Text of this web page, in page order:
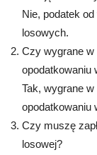
Nie, podatek
losowych.
Czy wygrane w
opodatkowaniu
Tak, wygrane
opodatkowaniu
Czy muszę
losowej?